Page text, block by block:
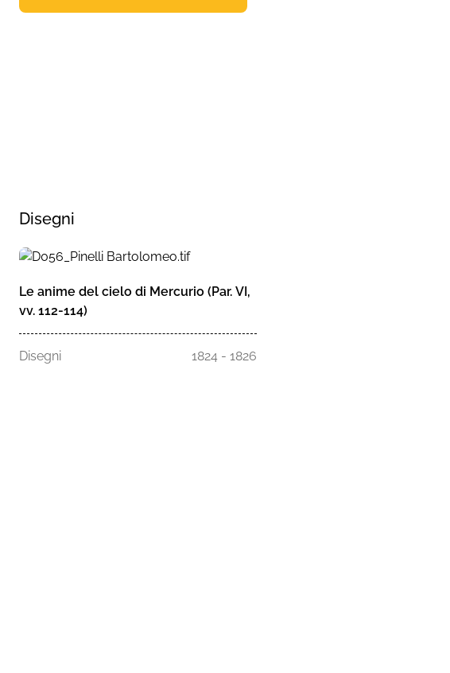
Disegni
Le anime del cielo di Mercurio (Par. VI,
vv. 112-114)
Disegni 1824 - 1826